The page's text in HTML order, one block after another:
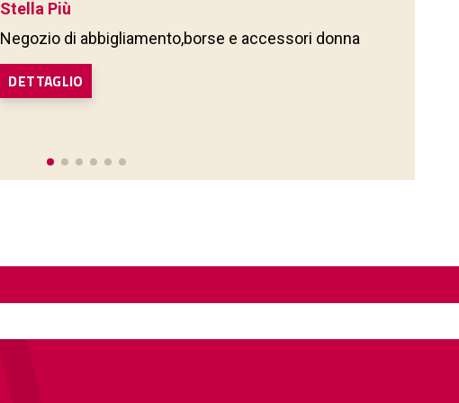
Stella Più
Negozio di abbigliamento,borse e accessori donna
DETTAGLIO